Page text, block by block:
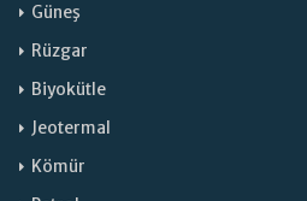
Güneş
Rüzgar
Biyokütle
Jeotermal
Kömür